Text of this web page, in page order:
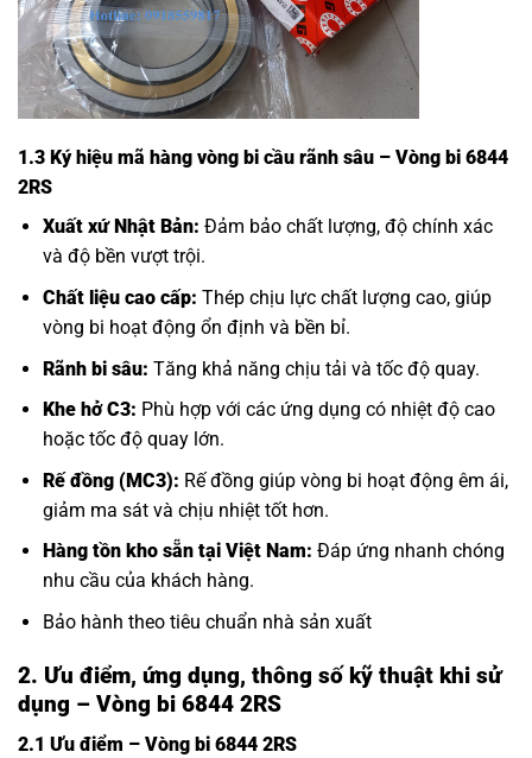
1.3 Ký hiệu mã hàng vòng bi cầu rãnh sâu – Vòng bi 6844
2RS
Xuất xứ Nhật Bản: Đảm bảo chất lượng, độ chính xác
và độ bền vượt trội.
Chất liệu cao cấp: Thép chịu lực chất lượng cao, giúp
vòng bi hoạt động ổn định và bền bỉ.
Rãnh bi sâu: Tăng khả năng chịu tải và tốc độ quay.
Khe hở C3: Phù hợp với các ứng dụng có nhiệt độ cao
hoặc tốc độ quay lớn.
Rế đồng (MC3): Rế đồng giúp vòng bi hoạt động êm ái,
giảm ma sát và chịu nhiệt tốt hơn.
Hàng tồn kho sẵn tại Việt Nam: Đáp ứng nhanh chóng
nhu cầu của khách hàng.
Bảo hành theo tiêu chuẩn nhà sản xuất
2. Ưu điểm, ứng dụng, thông số kỹ thuật khi sử
dụng – Vòng bi 6844 2RS
2.1 Ưu điểm – Vòng bi 6844 2RS